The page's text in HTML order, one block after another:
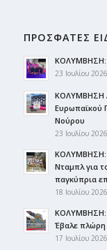
ΠΡΟΣΦΑΤΕΣ
ΚΟΛΥΜΒΗΣΗ:
23 Ιουλίου
ΚΟΛΥΜΒΗΣΗ
Ευρωπαϊκού
Νούρου
23 Ιουλίου
ΚΟΛΥΜΒΗΣΗ:
Νταμπλ για
παγκύπρια
18 Ιουλίου
ΚΟΛΥΜΒΗΣΗ:
Έβαλε πλώρη
17 Ιουλίου